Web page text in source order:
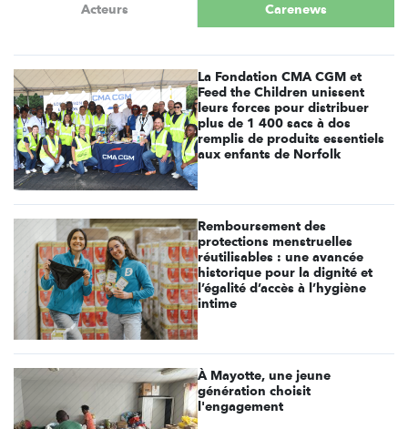
Acteurs Carenews
La Fondation CMA CGM et
Feed the Children unissent
leurs forces pour distribuer
plus de 1 400 sacs à dos
remplis de produits essentiels
aux enfants de Norfolk
Remboursement des
protections menstruelles
réutilisables : une avancée
historique pour la dignité et
l’égalité d’accès à l’hygiène
intime
À Mayotte, une jeune
génération choisit
l'engagement